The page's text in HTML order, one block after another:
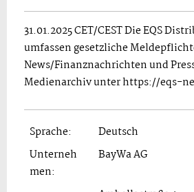
31.01.2025 CET/CEST Die EQS
umfassen gesetzliche
News/Finanznachrichten und
Medienarchiv unter https://eqs-
Sprache:
Deutsch
Unterneh
men:
BayWa AG